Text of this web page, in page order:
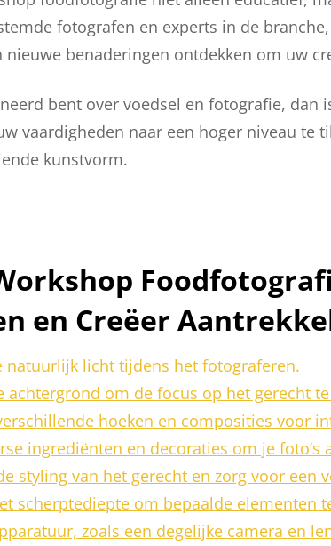
fotografen en experts in de
nieuwe benaderingen ontdekken om uw
bent over voedsel en fotografie, dan
vaardigheden naar een hoger niveau te
kunstvorm.
en Creëer
natuurlijk licht tijdens het fotograferen.
achtergrond om de focus op het gerecht
hoeken en composities voor
ingrediënten en decoraties om je foto’s
styling van het gerecht en zorg voor een
scherptediepte om bepaalde elementen
zoals een degelijke camera en